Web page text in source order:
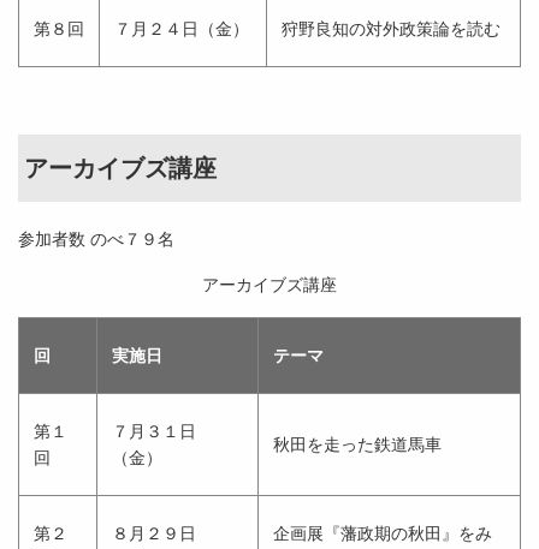
第８回 ７月２４日（金） 狩野良知の対外政策論を読む
アーカイブズ講座
参加者数 のべ７９名
アーカイブズ講座
回 実施日 テーマ
第１
回
７月３１日
（金）
秋田を走った鉄道馬車
第２
８月２９日
企画展『藩政期の秋田』をみ